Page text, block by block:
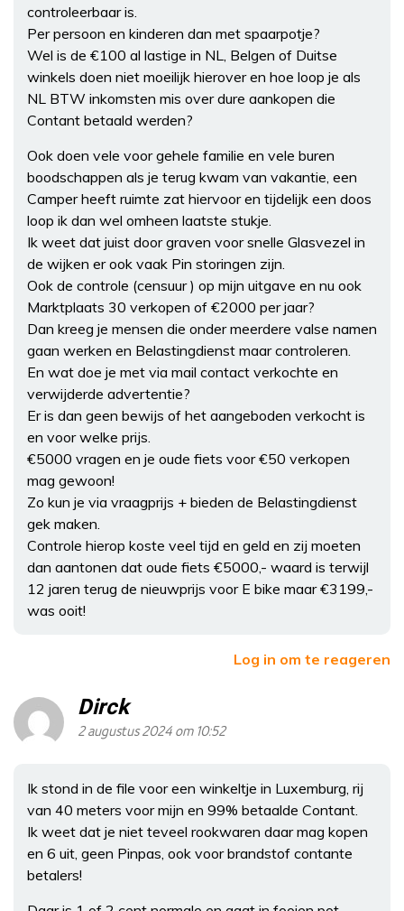
controleerbaar is.
Per persoon en kinderen dan met spaarpotje?
Wel is de €100 al lastige in NL, Belgen of Duitse
winkels doen niet moeilijk hierover en hoe loop je als
NL BTW inkomsten mis over dure aankopen die
Contant betaald werden?
Ook doen vele voor gehele familie en vele buren
boodschappen als je terug kwam van vakantie, een
Camper heeft ruimte zat hiervoor en tijdelijk een doos
loop ik dan wel omheen laatste stukje.
Ik weet dat juist door graven voor snelle Glasvezel in
de wijken er ook vaak Pin storingen zijn.
Ook de controle (censuur ) op mijn uitgave en nu ook
Marktplaats 30 verkopen of €2000 per jaar?
Dan kreeg je mensen die onder meerdere valse namen
gaan werken en Belastingdienst maar controleren.
En wat doe je met via mail contact verkochte en
verwijderde advertentie?
Er is dan geen bewijs of het aangeboden verkocht is
en voor welke prijs.
€5000 vragen en je oude fiets voor €50 verkopen
mag gewoon!
Zo kun je via vraagprijs + bieden de Belastingdienst
gek maken.
Controle hierop koste veel tijd en geld en zij moeten
dan aantonen dat oude fiets €5000,- waard is terwijl
12 jaren terug de nieuwprijs voor E bike maar €3199,-
was ooit!
Log in om te reageren
Dirck
2 augustus 2024 om 10:52
Ik stond in de file voor een winkeltje in Luxemburg, rij
van 40 meters voor mijn en 99% betaalde Contant.
Ik weet dat je niet teveel rookwaren daar mag kopen
en 6 uit, geen Pinpas, ook voor brandstof contante
betalers!